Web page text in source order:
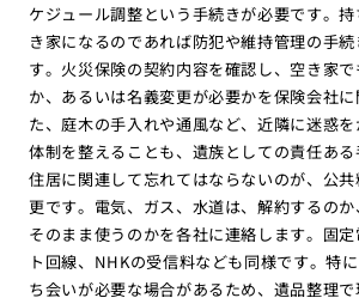
ケジュール調整という手続きが必要です。
き家になるのであれば防犯や維持管理の手
す。火災保険の契約内容を確認し、空き家
か、あるいは名義変更が必要かを保険会社
た、庭木の手入れや通風など、近隣に迷惑
体制を整えることも、遺族としての責任ある
住居に関連して忘れてはならないのが、公
更です。電気、ガス、水道は、解約するの
そのまま使うのかを各社に連絡します。固
ト回線、NHKの受信料なども同様です。特
ち会いが必要な場合があるため、遺品整理